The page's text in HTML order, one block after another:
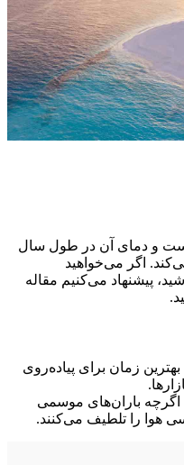
و دمای آن در طول سال
اگر می‌خواهید
پیشنهاد می‌کنیم مقاله
بهترین زمان برای پیاده‌روی
اگرچه باران‌های موسمی
هوا را تلطیف می‌کنند.